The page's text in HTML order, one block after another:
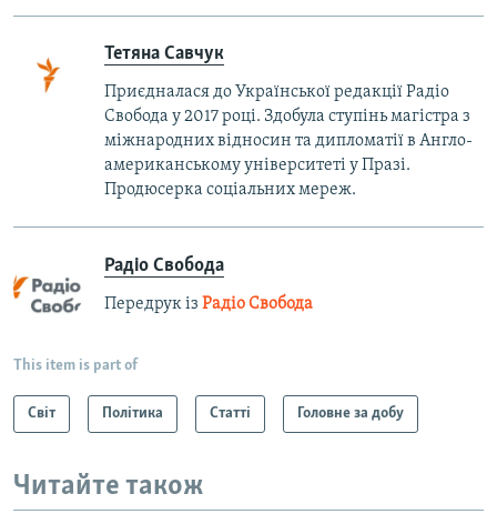
Тетяна Савчук
Приєдналася до Української редакції Радіо
Свобода у 2017 році. Здобула ступінь магістра з
міжнародних відносин та дипломатії в Англо-
американському університеті у Празі.
Продюсерка соціальних мереж.
Радіо Свобода
Передрук із Радіо Свобода
This item is part of
Світ Політика Статті Головне за добу
Читайте також